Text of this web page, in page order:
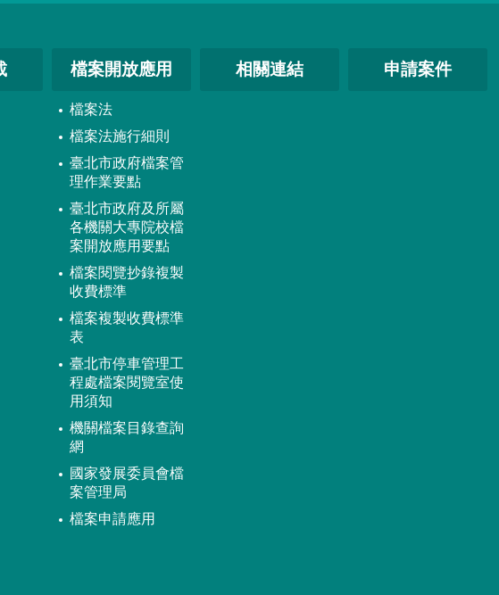
檔案開放應用
檔案法
檔案法施行細則
臺北市政府檔案管
理作業要點
臺北市政府及所屬
各機關大專院校檔
案開放應用要點
檔案閱覽抄錄複製
收費標準
檔案複製收費標準
表
臺北市停車管理工
程處檔案閱覽室使
用須知
機關檔案目錄查詢
網
國家發展委員會檔
案管理局
檔案申請應用
相關連結 申請案件